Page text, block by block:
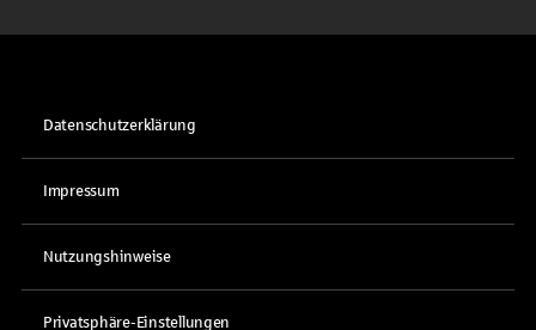
Datenschutzerklärung
Impressum
Nutzungshinweise
Privatsphäre-Einstellungen